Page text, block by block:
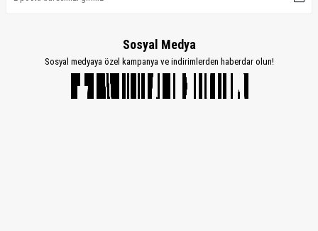
Sosyal Medya
Sosyal medyaya özel kampanya ve indirimlerden haberdar olun!